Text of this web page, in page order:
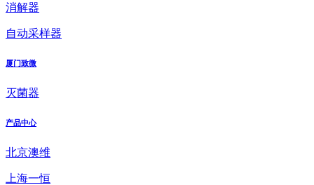
消解器
自动采样器
厦门致微
灭菌器
产品中心
北京澳维
上海一恒